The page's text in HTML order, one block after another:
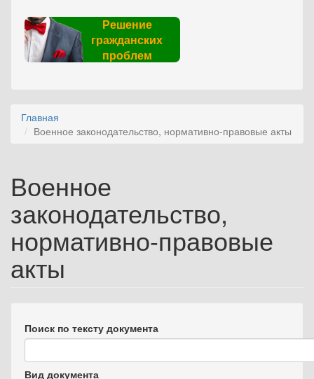
Решение
гражданских
проблем
Главная
Военное законодательство, нормативно-правовые акты
Военное
законодательство,
нормативно-правовые
акты
Поиск по тексту документа
Вид документа